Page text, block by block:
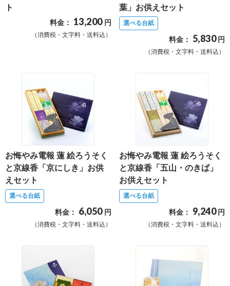
や
み
電
報-
Tips
集
法
人
ー
ビ
ト
料金： 13,200 円
（消費税・文字料・送料込）
葉」お供えセット
選べる台紙
料金： 5,830 円
（消費税・文字料・送料込）
お悔やみ電報 蓮 絵ろうそく
と京線香「京にしき」お供
えセット
選べる台紙
料金： 6,050 円
（消費税・文字料・送料込）
お悔やみ電報 蓮 絵ろうそく
と京線香「五山・のきば」
お供えセット
選べる台紙
料金： 9,240 円
（消費税・文字料・送料込）